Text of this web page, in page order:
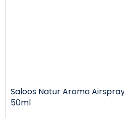
Saloos Natur Aroma
50ml